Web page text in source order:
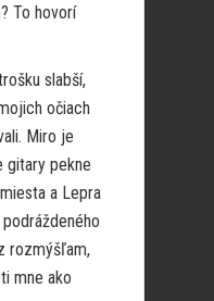
To hovorí
slabší,
očiach
Miro je
gitary pekne
a Lepra
rozmýšľam,
mne ako